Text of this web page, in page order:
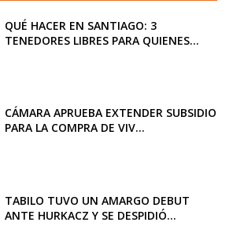
QUÉ HACER EN SANTIAGO: 3
TENEDORES LIBRES PARA QUIENES...
CÁMARA APRUEBA EXTENDER SUBSIDIO
PARA LA COMPRA DE VIV...
TABILO TUVO UN AMARGO DEBUT
ANTE HURKACZ Y SE DESPIDIÓ...